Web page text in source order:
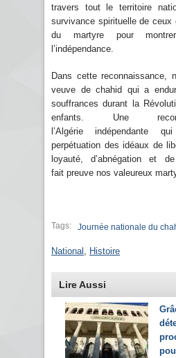
travers tout le territoire
survivance spirituelle de
du martyre pour
l’indépendance.
Dans cette reconnaissance,
veuve de chahid qui a
souffrances durant la
enfants. Une
l’Algérie indépendante
perpétuation des idéaux de
loyauté, d’abnégation et
fait preuve nos valeureux
Tags: Journée nationale du
National Histoire
Lire Aussi